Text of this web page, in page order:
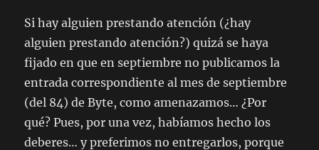
Si hay alguien prestando atención (¿hay
alguien prestando atención?) quizá se haya
fijado en que en septiembre no publicamos la
entrada correspondiente al mes de septiembre
(del 84) de Byte, como amenazamos… ¿Por
qué? Pues, por una vez, habíamos hecho los
deberes… y preferimos no entregarlos, porque